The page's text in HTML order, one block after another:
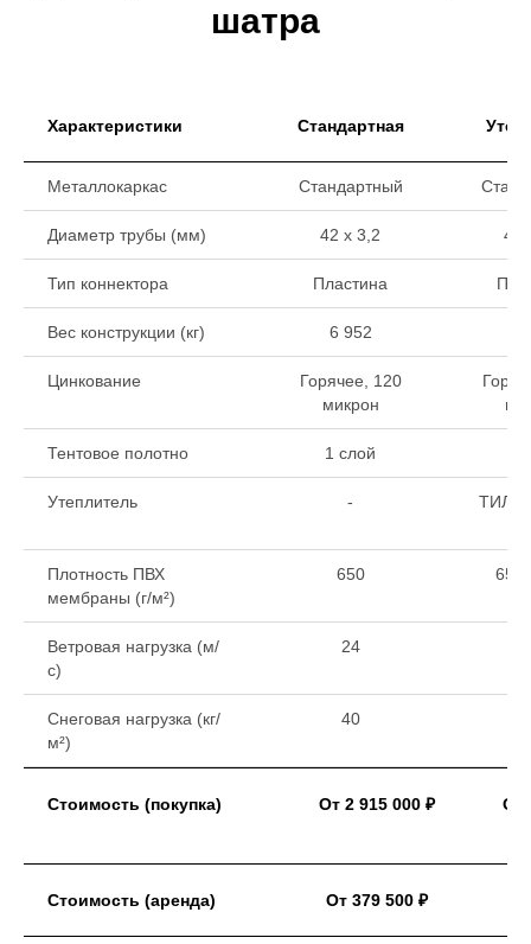
шатра
Характеристики Стандартная
Металлокаркас Стандартный
Диаметр трубы (мм) 42 х 3,2 42
Тип коннектора Пластина
Вес конструкции (кг) 6 952
Цинкование
Горячее, 120
микрон
Тентовое полотно 1 слой
Утеплитель -
Плотность ПВХ
мембраны (г/м²)
650 650
Ветровая нагрузка (м/
с)
24
Снеговая нагрузка (кг/
м²)
40
Стоимость (покупка) От 2 915 000 ₽ От
Стоимость (аренда) От 379 500 ₽